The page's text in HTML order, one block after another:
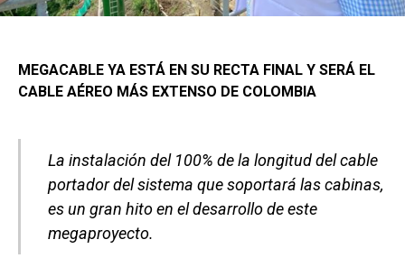
MEGACABLE YA ESTÁ EN SU RECTA FINAL Y SERÁ EL
CABLE AÉREO MÁS EXTENSO DE COLOMBIA
La instalación del 100% de la longitud del cable
portador del sistema que soportará las cabinas,
es un gran hito en el desarrollo de este
megaproyecto.